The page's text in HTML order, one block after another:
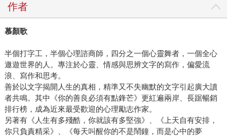
作者
慕顏歌
半個打字工，半個心理諮商師，四分之一個心靈舞者，一個全心
遨遊世界的人。專注於心靈、情感與思辨文字的寫作，偏愛流
浪、寫作和思考。
善於以文字揭開人生的真相，精準又不失幽默的文字引起廣大讀
者共鳴。其中《你的善良必須有點鋒芒》更紅遍兩岸、長踞暢銷
排行榜，成為近來最受歡迎的心理勵志作家。
另著有《人生有多殘酷，你就該有多堅強》、《上天自有安排，
你只負責精采》、《每天叫醒你的不是鬧鐘，而是心中的夢